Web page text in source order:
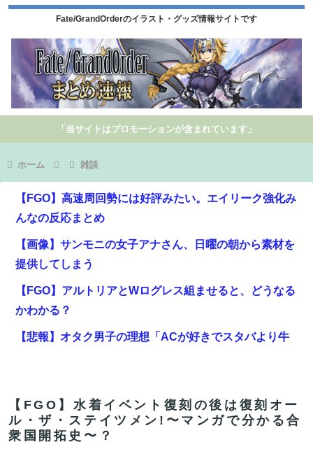
Fate/GrandOrderのイラスト・グッズ情報サイトです
「当サイトはプロモーションが含まれています」
ホーム 雑談
【FGO】高速周回勢には好評みたい。エイリーク強化み
んなの反応まとめ
【画像】サンモニの女子アナさん、日曜の朝から素材を
提供してしまう
【FGO】アルトリアとWログレス組ませると、どうなる
かわかる？
【悲報】オタク男子の理想「ACが好きでスタバより牛
【FGO】アズライール周年としては盛り上がらない。あ
とで見せ場は来るんだろうけどキャラ印象がまだしょぼ
い
【FGO】水着イベント復刻の後は復刻オー
ル・ザ・ステイツメン!〜マンガで分かる合
衆国開拓史〜？